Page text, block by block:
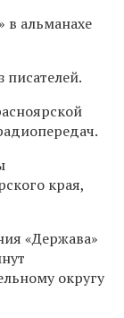
в альманахе
писателей.
края,
«Держава»
округу